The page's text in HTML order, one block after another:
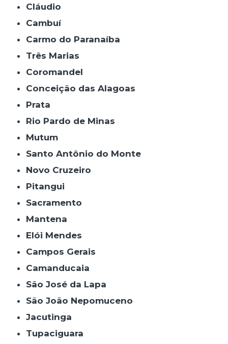
Cláudio
Cambuí
Carmo do Paranaíba
Três Marias
Coromandel
Conceição das Alagoas
Prata
Rio Pardo de Minas
Mutum
Santo Antônio do Monte
Novo Cruzeiro
Pitangui
Sacramento
Mantena
Elói Mendes
Campos Gerais
Camanducaia
São José da Lapa
São João Nepomuceno
Jacutinga
Tupaciguara